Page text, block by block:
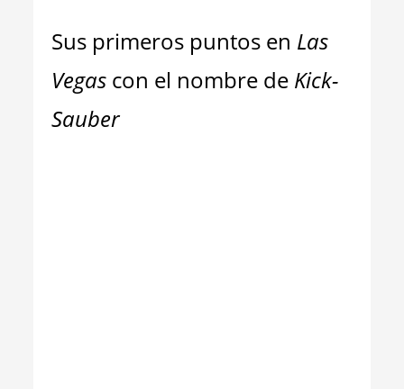
Sus primeros puntos en Las
Vegas con el nombre de Kick-
Sauber